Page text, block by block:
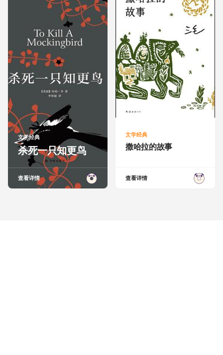
文学经典
杀死一只知更鸟
查看详情
文学经典
撒哈拉的故事
查看详情